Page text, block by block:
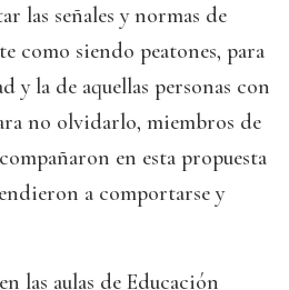
las señales y normas de
como siendo peatones, para
y la de aquellas personas con
no olvidarlo, miembros de
en esta propuesta
a comportarse y
las aulas de Educación